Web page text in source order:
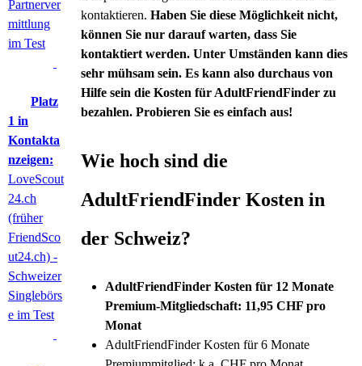
kontaktieren. Haben Sie diese Möglichkeit nicht,
können Sie nur darauf warten, dass Sie
kontaktiert werden. Unter Umständen kann dies
sehr mühsam sein. Es kann also durchaus von
Hilfe sein die Kosten für AdultFriendFinder zu
bezahlen. Probieren Sie es einfach aus!
Wie hoch sind die
AdultFriendFinder Kosten in
der Schweiz?
AdultFriendFinder Kosten für 12 Monate
Premium-Mitgliedschaft: 11,95 CHF pro
Monat
AdultFriendFinder Kosten für 6 Monate
Partnerver
mittlung
im Test
Platz
1 in
Kontakta
nzeigen:
LoveScout
24.ch
(früher
FriendSco
ut24.ch) -
Schweizer
Singlebörs
e im Test